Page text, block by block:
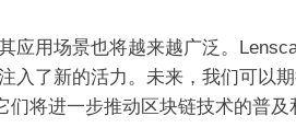
应用场景也将越来越广泛。
入了新的活力。未来，我们可以
们将进一步推动区块链技术的普及